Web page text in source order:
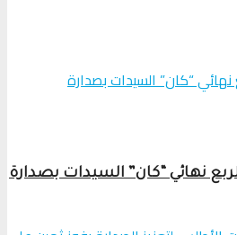
نهائي “كان” السيدات بصدارة